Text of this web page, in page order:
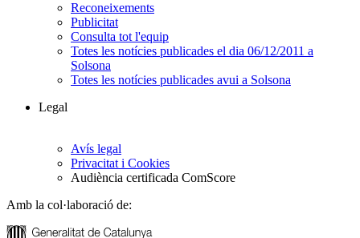
Reconeixements
Publicitat
Consulta tot l'equip
Totes les notícies publicades el dia 06/12/2011 a
Solsona
Totes les notícies publicades avui a Solsona
Legal
Avís legal
Privacitat i Cookies
Audiència certificada ComScore
Amb la col·laboració de: